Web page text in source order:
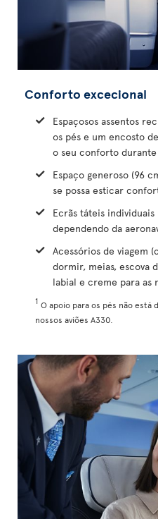
Conforto excecional
Espaçosos assentos
os pés e um encosto
o seu conforto durante
Espaço generoso (96
se possa esticar
Ecrãs táteis individuais
dependendo da
Acessórios de viagem
dormir, meias, escova
labial e creme para as
1 O apoio para os pés não está
nossos aviões A330.